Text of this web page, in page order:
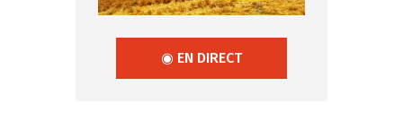
◉ EN DIRECT